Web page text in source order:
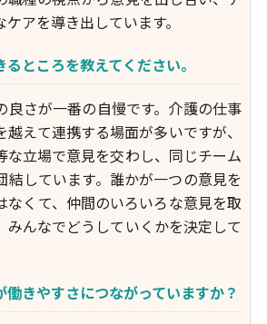
アを導き出しています。
ところを教えてください。
良さが一番の自慢です。介護の仕事
えて連携する場面が多いですが、
な立場で意見を交わし、同じチーム
結しています。誰かが一つの意見を
なくて、仲間のいろいろな意見を取
みんなでどうしていくかを決定して
働きやすさにつながっていますか？